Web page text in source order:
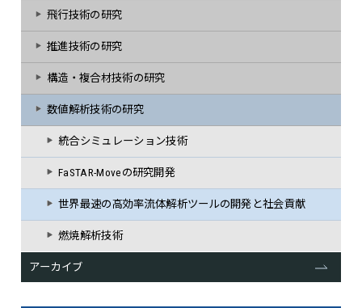
飛行技術の研究
推進技術の研究
構造・複合材技術の研究
数値解析技術の研究
統合シミュレーション技術
FaSTAR-Moveの研究開発
世界最速の高効率流体解析ツールの開発と社会貢献
燃焼解析技術
アーカイブ